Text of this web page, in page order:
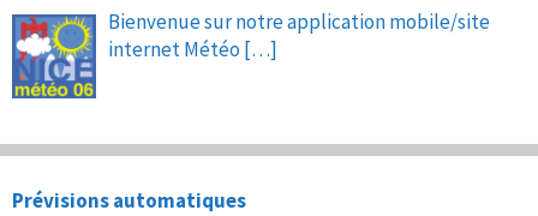
Bienvenue sur notre application mobile/site
internet Météo […]
Prévisions automatiques